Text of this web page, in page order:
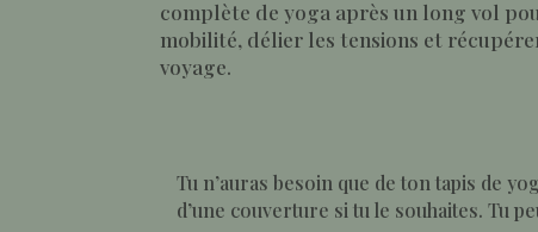
complète de yoga après un long vol
mobilité, délier les tensions et
voyage.
Tu n’auras besoin que de ton tapis de
d’une couverture si tu le souhaites. Tu